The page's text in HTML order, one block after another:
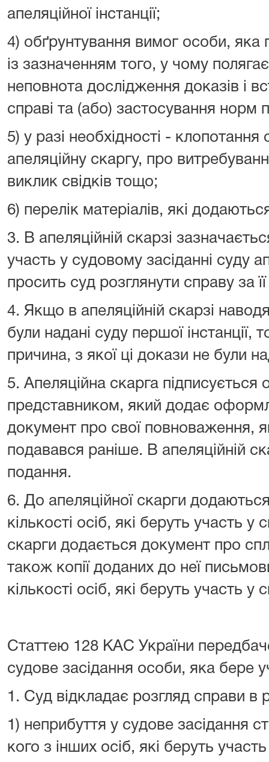
апеляційної інстанції;
4) обґрунтування вимог особи, яка
із зазначенням того, у чому
неповнота дослідження доказів і
справі та (або) застосування норм
5) у разі необхідності -
апеляційну скаргу, про
виклик свідків тощо;
6) перелік матеріалів, які
3. В апеляційній скарзі
участь у судовому засіданні суду
просить суд розглянути справу за її
4. Якщо в апеляційній скарзі
були надані суду першої інстанції,
причина, з якої ці докази не були
5. Апеляційна скарга підписується
представником, який додає
документ про свої повноваження,
подавався раніше. В апеляційній
подання.
6. До апеляційної скарги додаються
кількості осіб, які беруть участь у
скарги додається документ про
також копії доданих до неї
кількості осіб, які беруть участь у
Статтею 128 КАС України
судове засідання особи, яка бере
1. Суд відкладає розгляд справи в
1) неприбуття у судове засідання
кого з інших осіб, які беруть